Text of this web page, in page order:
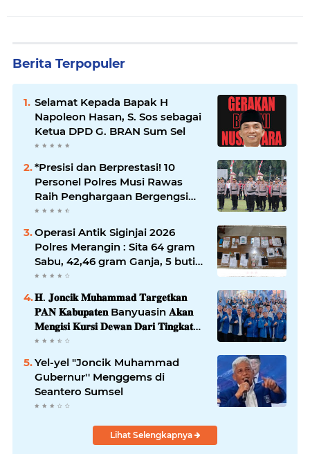
Berita Terpopuler
Selamat Kepada Bapak H
Napoleon Hasan, S. Sos sebagai
Ketua DPD G. BRAN Sum Sel
*Presisi dan Berprestasi! 10
Personel Polres Musi Rawas
Raih Penghargaan Bergengsi
dari Kapolda Sumsel*
Operasi Antik Siginjai 2026
Polres Merangin : Sita 64 gram
Sabu, 42,46 gram Ganja, 5 butir
extasi, dan Amankan 21 Orang
Tersangka
𝐇. 𝐉𝐨𝐧𝐜𝐢𝐤 𝐌𝐮𝐡𝐚𝐦𝐦𝐚𝐝 𝐓𝐚𝐫𝐠𝐞𝐭𝐤𝐚𝐧
𝐏𝐀𝐍 𝐊𝐚𝐛𝐮𝐩𝐚𝐭𝐞𝐧 Banyuasin 𝐀𝐤𝐚𝐧
𝐌𝐞𝐧𝐠𝐢𝐬𝐢 𝐊𝐮𝐫𝐬𝐢 𝐃𝐞𝐰𝐚𝐧 𝐃𝐚𝐫𝐢 𝐓𝐢𝐧𝐠𝐤𝐚𝐭
𝐃𝐏𝐑 𝐃𝐚𝐞𝐫𝐚𝐡 𝐇𝐢𝐧𝐠𝐠𝐚 𝐃𝐏𝐑-𝐑𝐈
Yel-yel "Joncik Muhammad
Gubernur'' Menggems di
Seantero Sumsel
Lihat Selengkapnya